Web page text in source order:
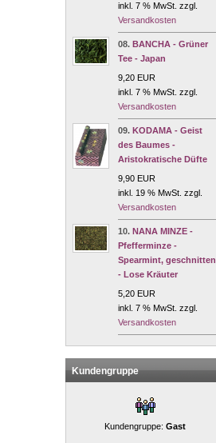
inkl. 7 % MwSt. zzgl.
Versandkosten
08. BANCHA - Grüner
Tee - Japan
9,20 EUR
inkl. 7 % MwSt. zzgl.
Versandkosten
09. KODAMA - Geist
des Baumes -
Aristokratische Düfte
9,90 EUR
inkl. 19 % MwSt. zzgl.
Versandkosten
10. NANA MINZE -
Pfefferminze -
Spearmint, geschnitten
- Lose Kräuter
5,20 EUR
inkl. 7 % MwSt. zzgl.
Versandkosten
Kundengruppe
Kundengruppe: Gast